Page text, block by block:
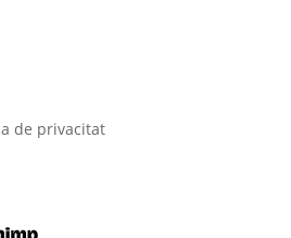
de privacitat